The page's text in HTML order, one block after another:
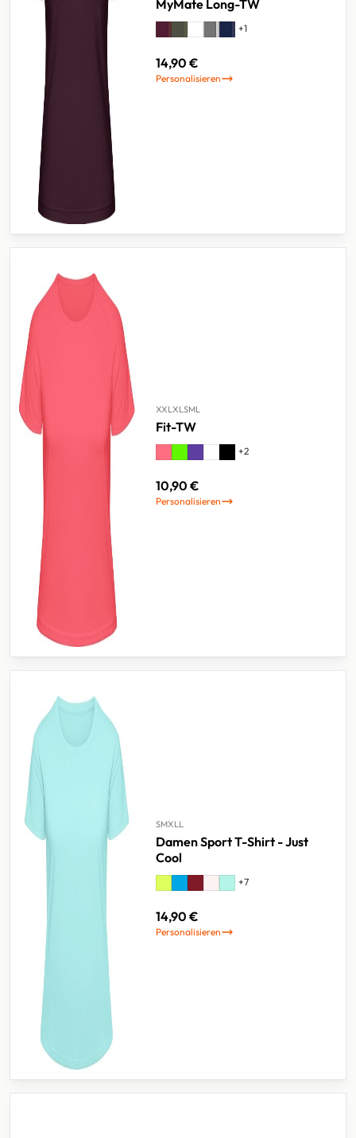
MyMate Long-TW
+1
14,90 €
Personalisieren
XXLXLSML
Fit-TW
+2
10,90 €
Personalisieren
SMXLL
Damen Sport T-Shirt - Just
Cool
+7
14,90 €
Personalisieren